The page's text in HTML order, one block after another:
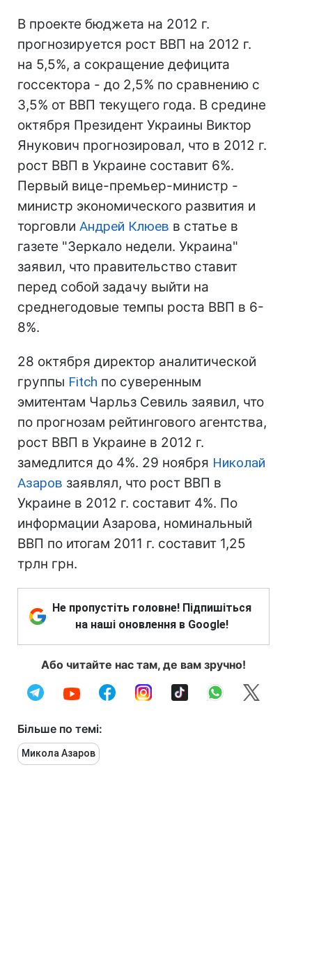
В проекте бюджета на 2012 г.
прогнозируется рост ВВП на 2012 г.
на 5,5%, а сокращение дефицита
госсектора - до 2,5% по сравнению с
3,5% от ВВП текущего года. В средине
октября Президент Украины Виктор
Янукович прогнозировал, что в 2012 г.
рост ВВП в Украине составит 6%.
Первый вице-премьер-министр -
министр экономического развития и
торговли Андрей Клюев в статье в
газете "Зеркало недели. Украина"
заявил, что правительство ставит
перед собой задачу выйти на
среднегодовые темпы роста ВВП в 6-
8%.
28 октября директор аналитической
группы Fitch по суверенным
эмитентам Чарльз Севиль заявил, что
по прогнозам рейтингового агентства,
рост ВВП в Украине в 2012 г.
замедлится до 4%. 29 ноября Николай
Азаров заявлял, что рост ВВП в
Украине в 2012 г. составит 4%. По
информации Азарова, номинальный
ВВП по итогам 2011 г. составит 1,25
трлн грн.
Не пропустіть головне! Підпишіться
на наші оновлення в Google!
Або читайте нас там, де вам зручно!
Більше по темі:
Микола Азаров